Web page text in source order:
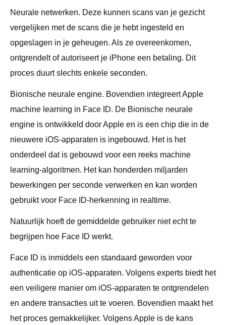
Neurale netwerken. Deze kunnen scans van je gezicht
vergelijken met de scans die je hebt ingesteld en
opgeslagen in je geheugen. Als ze overeenkomen,
ontgrendelt of autoriseert je iPhone een betaling. Dit
proces duurt slechts enkele seconden.
Bionische neurale engine. Bovendien integreert Apple
machine learning in Face ID. De Bionische neurale
engine is ontwikkeld door Apple en is een chip die in de
nieuwere iOS-apparaten is ingebouwd. Het is het
onderdeel dat is gebouwd voor een reeks machine
learning-algoritmen. Het kan honderden miljarden
bewerkingen per seconde verwerken en kan worden
gebruikt voor Face ID-herkenning in realtime.
Natuurlijk hoeft de gemiddelde gebruiker niet echt te
begrijpen hoe Face ID werkt.
Face ID is inmiddels een standaard geworden voor
authenticatie op iOS-apparaten. Volgens experts biedt het
een veiligere manier om iOS-apparaten te ontgrendelen
en andere transacties uit te voeren. Bovendien maakt het
het proces gemakkelijker. Volgens Apple is de kans